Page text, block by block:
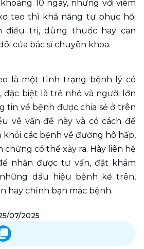
10 ngày, nhưng với viêm
teo thì khả năng tự phục hồi
điều trị, dùng thuốc hay can
của bác sĩ chuyên khoa.
là một tình trạng bệnh lý có
đặc biệt là trẻ nhỏ và người lớn
tin về bệnh được chia sẻ ở trên
về vấn đề này và có cách để
khỏi các bệnh về đường hô hấp,
chứng có thể xảy ra. Hãy liên hệ
nhận được tư vấn, đặt khám
dấu hiệu bệnh kể trên,
hay chính bạn mắc bệnh.
07/2025